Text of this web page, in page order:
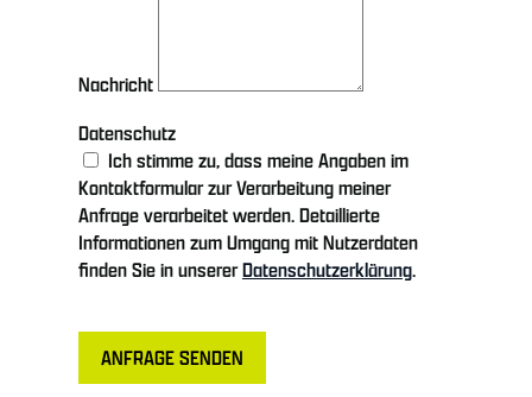
Nachricht
Datenschutz
Ich stimme zu, dass meine Angaben im
Kontaktformular zur Verarbeitung meiner
Anfrage verarbeitet werden. Detaillierte
Informationen zum Umgang mit Nutzerdaten
finden Sie in unsererDatenschutzerklärung.
ANFRAGE SENDEN